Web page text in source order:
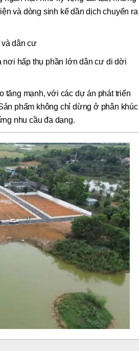
và dòng sinh kế dần dịch chuyển ra
dân cư
hấp thụ phần lớn dân cư di dời
tăng mạnh, với các dự án phát triển
phẩm không chỉ dừng ở phân khúc
nhu cầu đa dạng.